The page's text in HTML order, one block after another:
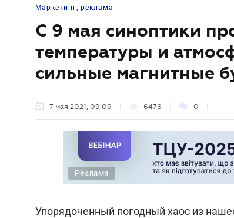
Маркетинг, реклама
С 9 мая синоптики
температуры и
сильные магнитные
7 мая 2021, 09:09 6476 0
Реклама
Упорядоченный погодный хаос из